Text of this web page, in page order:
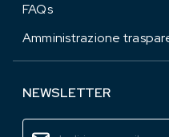
FAQs
Amministrazione
NEWSLETTER